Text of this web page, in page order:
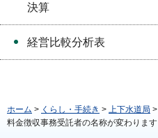
決算
経営比較分析表
ホーム > くらし・手続き > 上下水道局 >
料金徴収事務受託者の名称が変わります